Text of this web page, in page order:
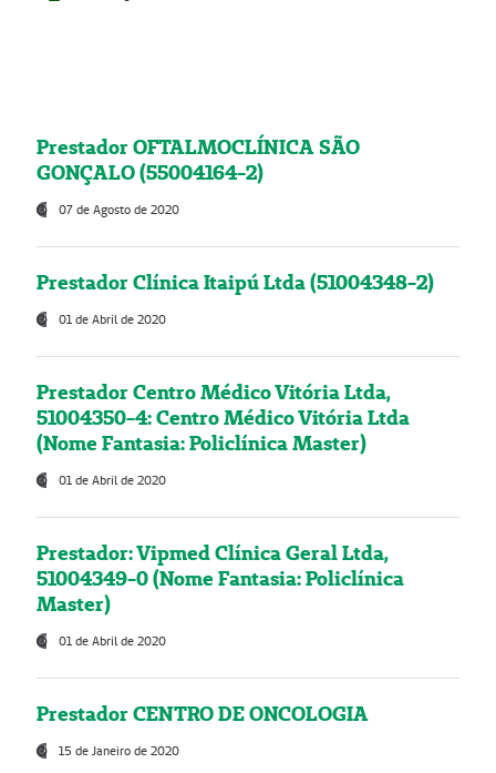
Prestador OFTALMOCLÍNICA SÃO
GONÇALO (55004164-2)
07 de Agosto de 2020
Prestador Clínica Itaipú Ltda (51004348-2)
01 de Abril de 2020
Prestador Centro Médico Vitória Ltda,
51004350-4: Centro Médico Vitória Ltda
(Nome Fantasia: Policlínica Master)
01 de Abril de 2020
Prestador: Vipmed Clínica Geral Ltda,
51004349-0 (Nome Fantasia: Policlínica
Master)
01 de Abril de 2020
Prestador CENTRO DE ONCOLOGIA
15 de Janeiro de 2020